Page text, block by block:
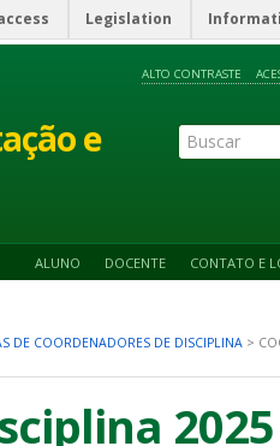
Legislation
ALTO CONTRASTE
e
ALUNO DOCENTE CONTATO E
DE COORDENADORES DE DISCIPLINA >
2025